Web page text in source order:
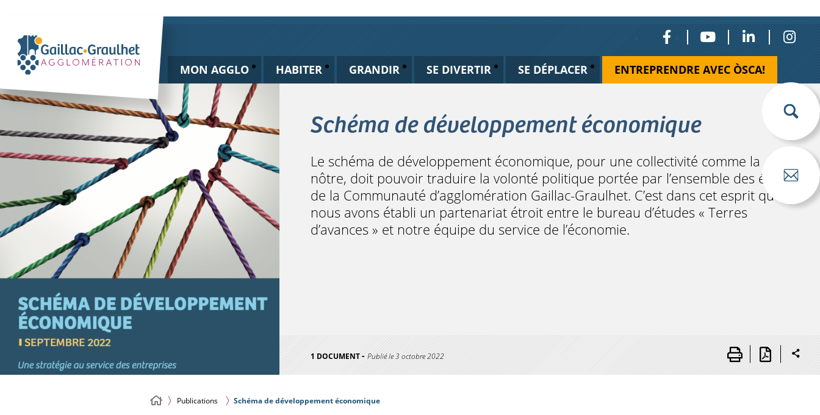
MON AGGLO HABITER GRANDIR SE DIVERTIR SE DÉPLACER ENTREPRENDRE AVEC ÒSCA!
Schéma de développement économique
Le schéma de développement économique, pour une collectivité comme la
nôtre, doit pouvoir traduire la volonté politique portée par l’ensemble des élus
de la Communauté d’agglomération Gaillac-Graulhet. C’est dans cet esprit que
nous avons établi un partenariat étroit entre le bureau d’études « Terres
d’avances » et notre équipe du service de l’économie.
1 DOCUMENT Publié le3 octobre 2022
Publications Schéma de développement économique